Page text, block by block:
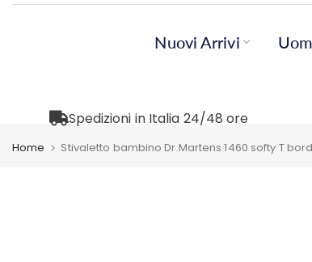
Nuovi Arrivi
Spedizioni in Italia 24/48 ore
Home Stivaletto bambino Dr.Martens 1460 softy T